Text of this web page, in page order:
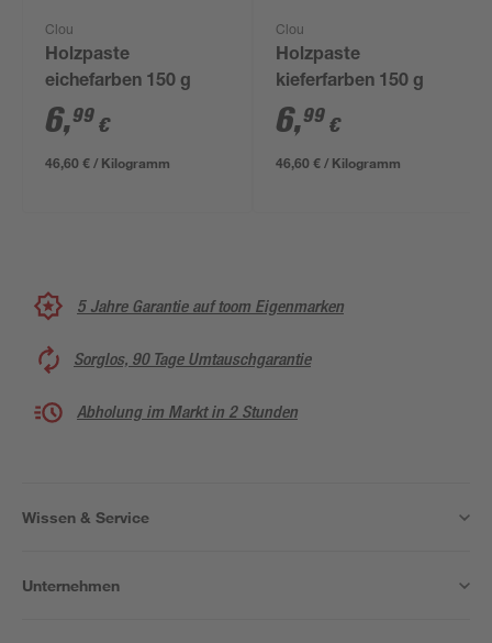
Clou
Holzpaste
eichefarben 150 g
6,99 €
46,60 € / Kilogramm
Clou
Holzpaste
kieferfarben 150 g
6,99 €
46,60 € / Kilogramm
5 Jahre Garantie auf toom Eigenmarken
Sorglos, 90 Tage Umtauschgarantie
Abholung im Markt in 2 Stunden
Wissen & Service
Unternehmen